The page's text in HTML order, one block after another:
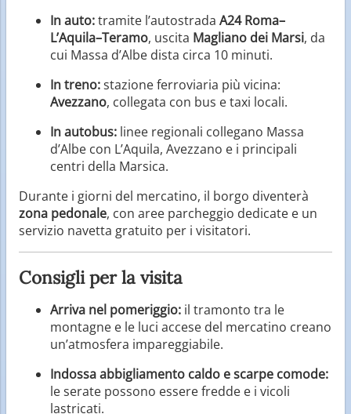
In auto:tramite l’autostrada A24 Roma–
L’Aquila–Teramo, uscita Magliano dei Marsi, da
cui Massa d’Albe dista circa 10 minuti.
In treno:stazione ferroviaria più vicina:
Avezzano, collegata con bus e taxi locali.
In autobus: linee regionali collegano Massa
d’Albe con L’Aquila, Avezzano e i principali
centri della Marsica.
Durante i giorni del mercatino, il borgo diventerà
zona pedonale, con aree parcheggio dedicate e un
servizio navetta gratuito per i visitatori.
Consigli per la visita
Arriva nel pomeriggio: il tramonto tra le
montagne e le luci accese del mercatino creano
un’atmosfera impareggiabile.
Indossa abbigliamento caldo e scarpe comode:
le serate possono essere fredde e i vicoli
lastricati.